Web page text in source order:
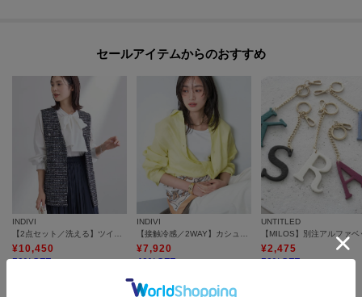
セールアイテムからのおすすめ
INDIVI
¥10,450
50%OFF
INDIVI
¥7,920
40%OFF
UNTITLED
¥2,475
50%OFF